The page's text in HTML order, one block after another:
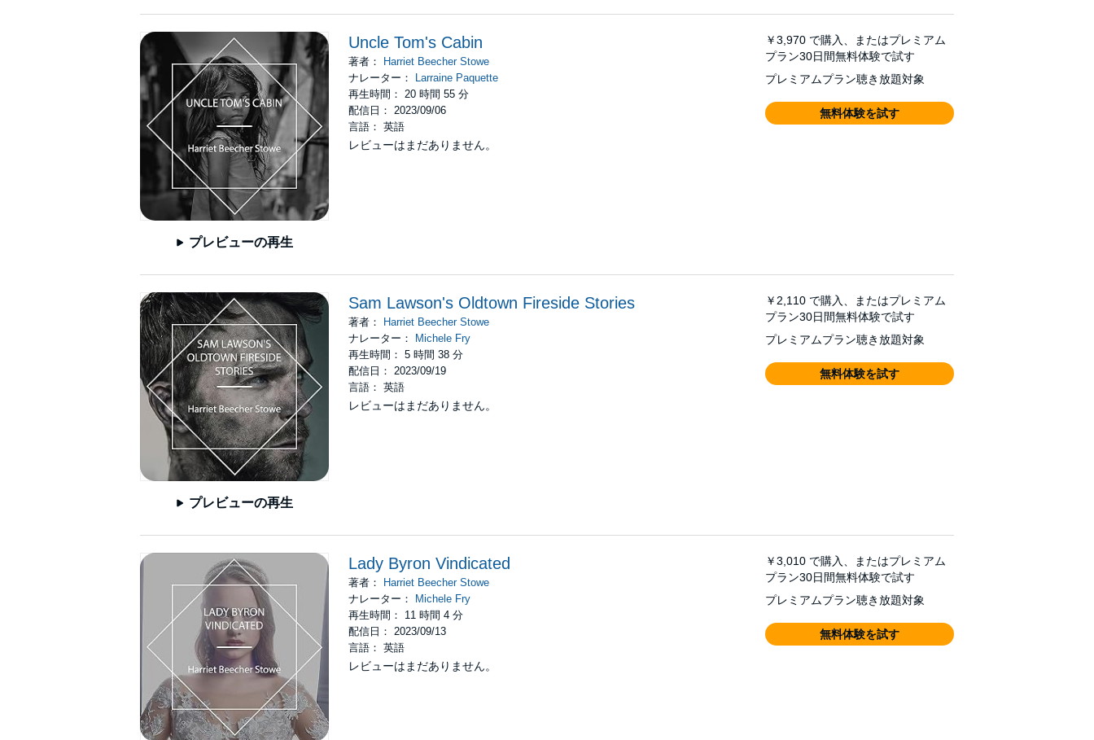
プレビューの再生
Uncle Tom's Cabin
著者：
Harriet Beecher Stowe
ナレーター：
Larraine Paquette
再生時間： 20 時間 55 分
配信日： 2023/09/06
言語： 英語
レビューはまだありません。
￥3,970 で購入、またはプレミアム
プラン30日間無料体験で試す
プレミアムプラン聴き放題対象
無料体験を試す
プレビューの再生
Sam Lawson's Oldtown Fireside Stories
著者：
Harriet Beecher Stowe
ナレーター：
Michele Fry
再生時間： 5 時間 38 分
配信日： 2023/09/19
言語： 英語
レビューはまだありません。
￥2,110 で購入、またはプレミアム
プラン30日間無料体験で試す
プレミアムプラン聴き放題対象
無料体験を試す
Lady Byron Vindicated
著者：
Harriet Beecher Stowe
ナレーター：
Michele Fry
再生時間： 11 時間 4 分
配信日： 2023/09/13
言語： 英語
レビューはまだありません。
￥3,010 で購入、またはプレミアム
プラン30日間無料体験で試す
プレミアムプラン聴き放題対象
無料体験を試す